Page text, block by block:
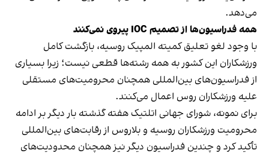
می‌دهد.
همه فدراسیون‌ها از تصمیم IOC پیروی نمی‌کنند
با وجود لغو تعلیق کمیته المپیک روسیه، بازگشت کامل
ورزشکاران این کشور به همه رشته‌ها قطعی نیست؛ زیرا بسیاری
از فدراسیون‌های بین‌المللی همچنان محرومیت‌های مستقلی
علیه ورزشکاران روس اعمال می‌کنند.
برای نمونه، شورای جهانی اتلتیک هفته گذشته بار دیگر بر ادامه
محرومیت ورزشکاران روسیه و بلاروس از رقابت‌های بین‌المللی
تأکید کرد و چندین فدراسیون دیگر نیز همچنان محدودیت‌های